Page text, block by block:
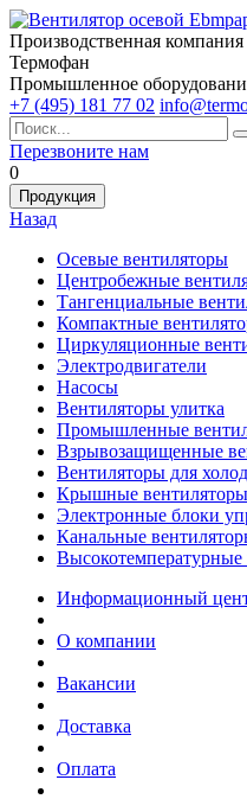
Производственная компания
Термофан
Промышленное
+7 (495) 181 77 02
Перезвоните нам
0
Продукция
Назад
Осевые вентиляторы
Центробежные
Тангенциальные
Компактные
Циркуляционные
Электродвигатели
Насосы
Вентиляторы улитка
Промышленные
Взрывозащищенные
Вентиляторы для
Крышные вентиляторы
Электронные блоки
Канальные
Высокотемпературные
Информационный
О компании
Вакансии
Доставка
Оплата